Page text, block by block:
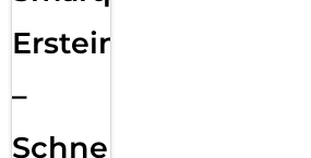
Ersteinrichtung
–
Schnelle